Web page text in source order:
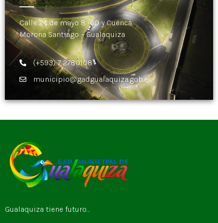
Calle 24 de mayo 8 -60 y Cuenca.
Morona Santiago – Gualaquiza
(+593) 7 2780108
municipio@gadgualaquiza.gob.ec
Gualaquiza tiene futuro…